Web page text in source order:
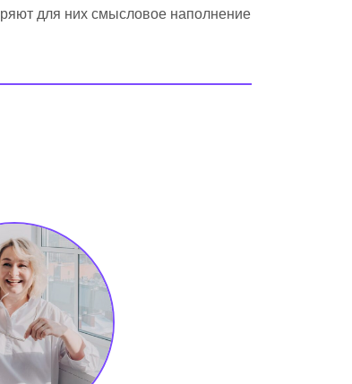
для них смысловое наполнение